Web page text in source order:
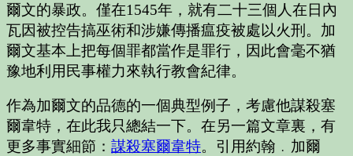
爾文的暴政。僅在1545年，就有二十三個人在日內
瓦因被控告搞巫術和涉嫌傳播瘟疫被處以火刑。加
爾文基本上把每個罪都當作是罪行，因此會毫不猶
豫地利用民事權力來執行教會紀律。
作為加爾文的品德的一個典型例子，考慮他謀殺塞
爾韋特，在此我只總結一下。在另一篇文章裏，有
更多事實細節： 謀殺塞爾韋特。引用約翰﹒加爾